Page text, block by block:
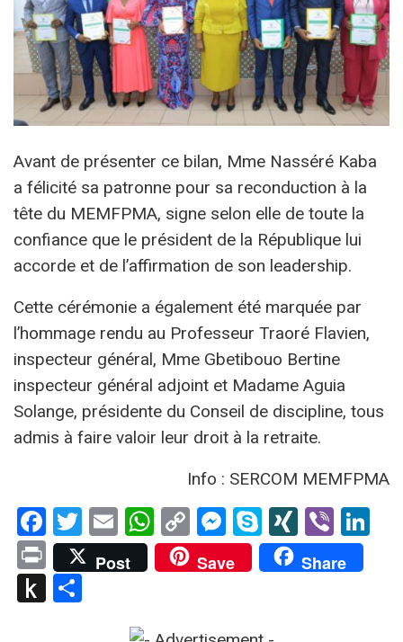
Avant de présenter ce bilan, Mme Nasséré Kaba
a félicité sa patronne pour sa reconduction à la
tête du MEMFPMA, signe selon elle de toute la
confiance que le président de la République lui
accorde et de l’affirmation de son leadership.
Cette cérémonie a également été marquée par
l’hommage rendu au Professeur Traoré Flavien,
inspecteur général, Mme Gbetibouo Bertine
inspecteur général adjoint et Madame Aguia
Solange, présidente du Conseil de discipline, tous
admis à faire valoir leur droit à la retraite.
Info : SERCOM MEMFPMA
Facebook
Twitter
EmailWhatsApp
Copy
Link
Messenger
SkypeXING
Viber
PrintPost Save Share
Push